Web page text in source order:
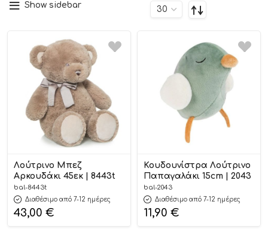
Show sidebar
Λούτρινο Μπεζ
Αρκουδάκι 45εκ | 8443t
bal-8443t
Διαθέσιμο από 7-12 ημέρες
43,00 €
Κουδουνίστρα Λούτρινο
Παπαγαλάκι 15cm | 2043
bal-2043
Διαθέσιμο από 7-12 ημέρες
11,90 €